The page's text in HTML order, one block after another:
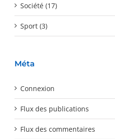
Société (17)
Sport (3)
Méta
Connexion
Flux des publications
Flux des commentaires